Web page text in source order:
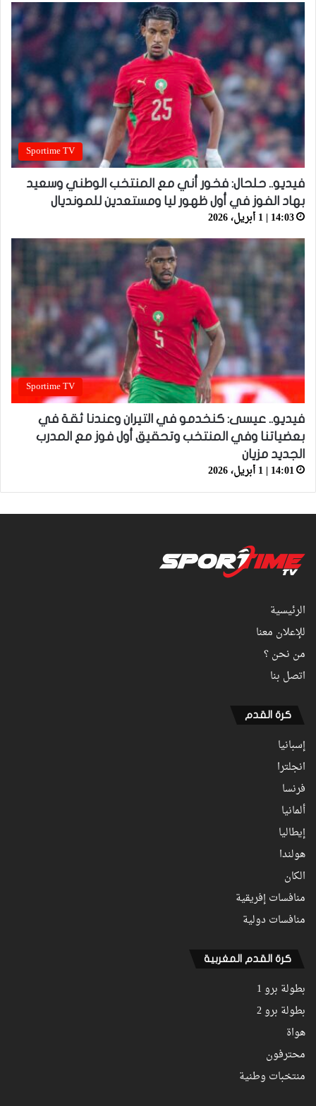
Sportime TV
فيديو.. حلحال: فخور أني مع المنتخب الوطني وسعيد
بهاد الفوز في أول ظهور ليا ومستعدين للمونديال
14:03 | 1 أبريل، 2026
Sportime TV
فيديو.. عيسى: كنخدمو في التيران وعندنا ثقة في
بعضياتنا وفي المنتخب وتحقيق أول فوز مع المدرب
الجديد مزيان
14:01 | 1 أبريل، 2026
الرئيسية
للإعلان معنا
من نحن ؟
اتصل بنا
كرة القدم
إسبانيا
انجلترا
فرنسا
ألمانيا
إيطاليا
هولندا
الكان
منافسات إفريقية
منافسات دولية
كرة القدم المغربية
بطولة برو 1
بطولة برو 2
هواة
محترفون
منتخبات وطنية